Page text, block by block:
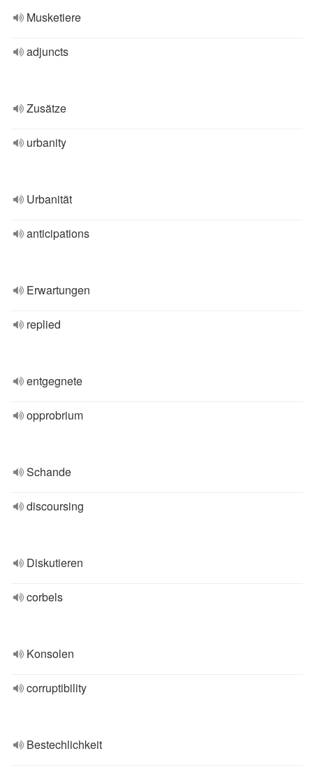
Musketiere
adjuncts
Zusätze
urbanity
Urbanität
anticipations
Erwartungen
replied
entgegnete
opprobrium
Schande
discoursing
Diskutieren
corbels
Konsolen
corruptibility
Bestechlichkeit